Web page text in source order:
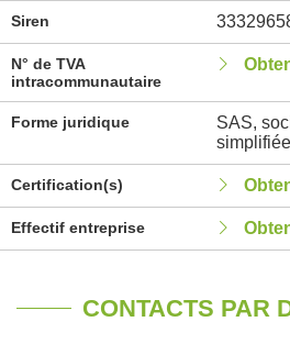
Siren
N° de TVA
intracommunautaire
Forme juridique
SAS,
simplifiée
Certification(s)
Effectif entreprise
CONTACTS PAR